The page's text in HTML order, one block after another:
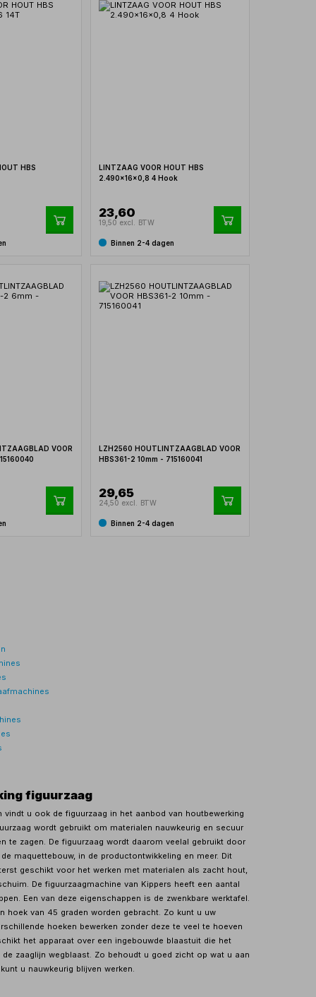
HBS
LINTZAAG VOOR HOUT HBS
2.490x16x0,8 4 Hook
23,60
19,50 excl. BTW
Binnen 2-4 dagen
VOOR
LZH2560 HOUTLINTZAAGBLAD VOOR
HBS361-2 10mm - 715160041
29,65
24,50 excl. BTW
Binnen 2-4 dagen
figuurzaag
vindt u ook de figuurzaag in het aanbod van houtbewerking
wordt gebruikt om materialen nauwkeurig en secuur
te zagen. De figuurzaag wordt daarom veelal gebruikt door
maquettebouw, in de productontwikkeling en meer. Dit
geschikt voor het werken met materialen als zacht hout,
De figuurzaagmachine van Kippers heeft een aantal
Een van deze eigenschappen is de zwenkbare werktafel.
hoek van 45 graden worden gebracht. Zo kunt u uw
hoeken bewerken zonder deze te veel te hoeven
het apparaat over een ingebouwde blaastuit die het
zaaglijn wegblaast. Zo behoudt u goed zicht op wat u aan
u nauwkeurig blijven werken.